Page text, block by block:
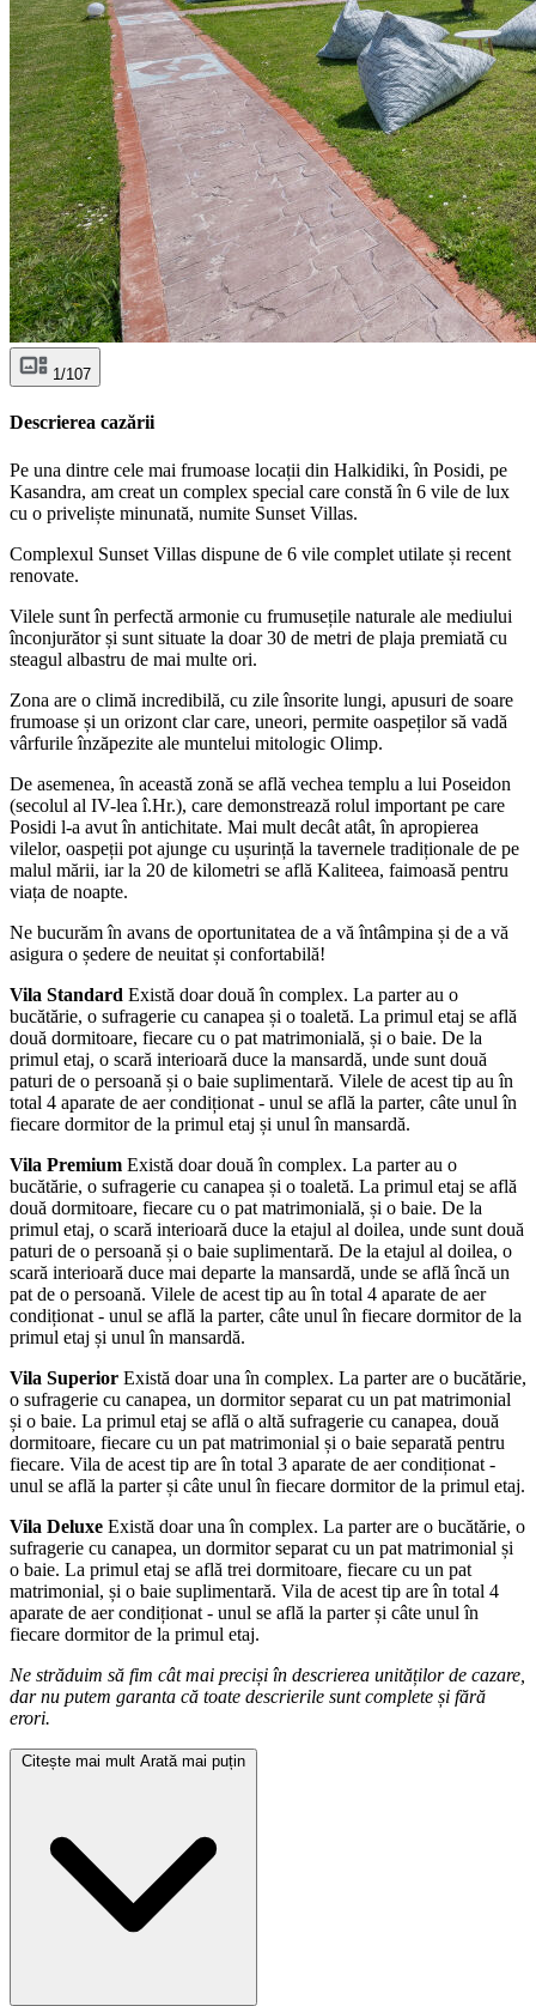
1/107
Descrierea cazării
Pe una dintre cele mai frumoase locații din Halkidiki, în Posidi, pe
Kasandra, am creat un complex special care constă în 6 vile de lux
cu o priveliște minunată, numite Sunset Villas.
Complexul Sunset Villas dispune de 6 vile complet utilate și recent
renovate.
Vilele sunt în perfectă armonie cu frumusețile naturale ale mediului
înconjurător și sunt situate la doar 30 de metri de plaja premiată cu
steagul albastru de mai multe ori.
Zona are o climă incredibilă, cu zile însorite lungi, apusuri de soare
frumoase și un orizont clar care, uneori, permite oaspeților să vadă
vârfurile înzăpezite ale muntelui mitologic Olimp.
De asemenea, în această zonă se află vechea templu a lui Poseidon
(secolul al IV-lea î.Hr.), care demonstrează rolul important pe care
Posidi l-a avut în antichitate. Mai mult decât atât, în apropierea
vilelor, oaspeții pot ajunge cu ușurință la tavernele tradiționale de pe
malul mării, iar la 20 de kilometri se află Kaliteea, faimoasă pentru
viața de noapte.
Ne bucurăm în avans de oportunitatea de a vă întâmpina și de a vă
asigura o ședere de neuitat și confortabilă!
Vila Standard Există doar două în complex. La parter au o
bucătărie, o sufragerie cu canapea și o toaletă. La primul etaj se află
două dormitoare, fiecare cu o pat matrimonială, și o baie. De la
primul etaj, o scară interioară duce la mansardă, unde sunt două
paturi de o persoană și o baie suplimentară. Vilele de acest tip au în
total 4 aparate de aer condiționat - unul se află la parter, câte unul în
fiecare dormitor de la primul etaj și unul în mansardă.
Vila Premium Există doar două în complex. La parter au o
bucătărie, o sufragerie cu canapea și o toaletă. La primul etaj se află
două dormitoare, fiecare cu o pat matrimonială, și o baie. De la
primul etaj, o scară interioară duce la etajul al doilea, unde sunt două
paturi de o persoană și o baie suplimentară. De la etajul al doilea, o
scară interioară duce mai departe la mansardă, unde se află încă un
pat de o persoană. Vilele de acest tip au în total 4 aparate de aer
condiționat - unul se află la parter, câte unul în fiecare dormitor de la
primul etaj și unul în mansardă.
Vila Superior Există doar una în complex. La parter are o bucătărie,
o sufragerie cu canapea, un dormitor separat cu un pat matrimonial
și o baie. La primul etaj se află o altă sufragerie cu canapea, două
dormitoare, fiecare cu un pat matrimonial și o baie separată pentru
fiecare. Vila de acest tip are în total 3 aparate de aer condiționat -
unul se află la parter și câte unul în fiecare dormitor de la primul etaj.
Vila Deluxe Există doar una în complex. La parter are o bucătărie, o
sufragerie cu canapea, un dormitor separat cu un pat matrimonial și
o baie. La primul etaj se află trei dormitoare, fiecare cu un pat
matrimonial, și o baie suplimentară. Vila de acest tip are în total 4
aparate de aer condiționat - unul se află la parter și câte unul în
fiecare dormitor de la primul etaj.
Ne străduim să fim cât mai preciși în descrierea unităților de cazare,
dar nu putem garanta că toate descrierile sunt complete și fără
erori.
Citește mai mult Arată mai puțin